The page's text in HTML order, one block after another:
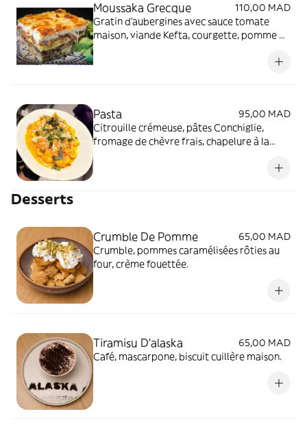
Moussaka Grecque
110,00 MAD
Gratin d'aubergines avec sauce tomate
maison, viande Kefta, courgette, pomme de
Pasta
95,00 MAD
Citrouille crémeuse, pâtes Conchiglie,
fromage de chèvre frais, chapelure à la
Desserts
Crumble De Pomme
65,00 MAD
Crumble, pommes caramélisées rôties au
four, crème fouettée.
Tiramisu D'alaska
65,00 MAD
Café, mascarpone, biscuit cuillère maison.